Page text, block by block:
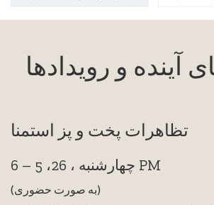
آینده و رویدادها
تظاهرات پخت و پز استمنا
چهارشنبه ، 26، 5 – 6 PM
(به صورت حضوری)